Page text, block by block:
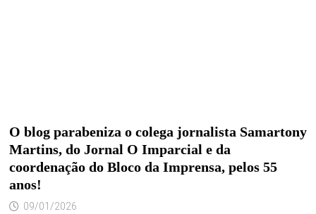
O blog parabeniza o colega jornalista Samartony
Martins, do Jornal O Imparcial e da
coordenação do Bloco da Imprensa, pelos 55
anos!
09/01/2026